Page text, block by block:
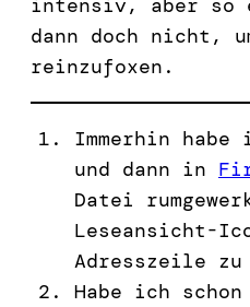
dann doch nicht,
reinzufoxen.
Immerhin
und dann in
Datei
Leseansicht-
Adresszeile
Habe ich